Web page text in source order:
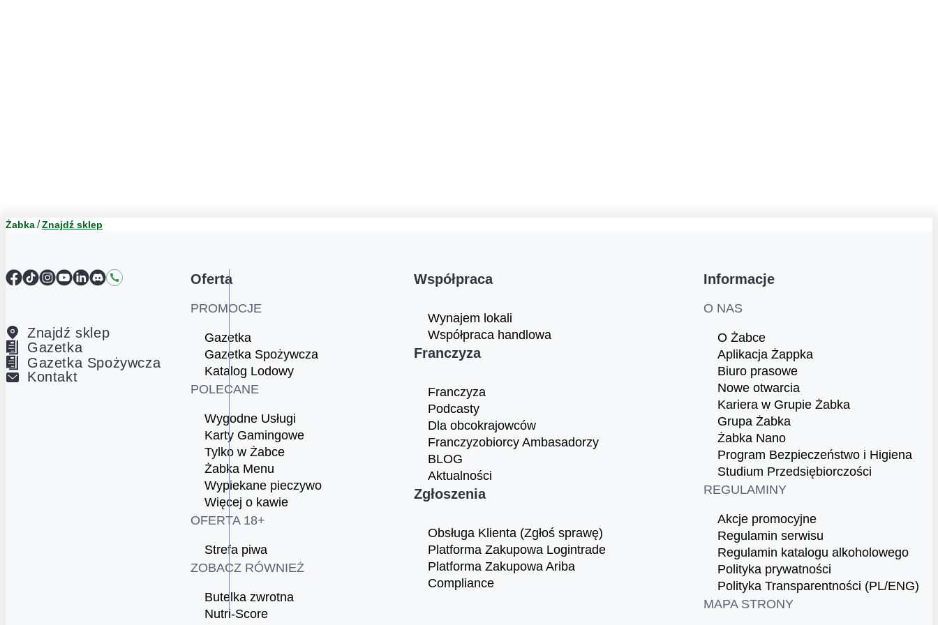
Żabka Znajdź sklep
Facebook
TikTokInstagram
YouTube
LinkedIn
DiscordKontakt
Znajdź sklep
Gazetka
Gazetka Spożywcza
Kontakt
Oferta
PROMOCJE
Gazetka
Gazetka Spożywcza
Katalog Lodowy
POLECANE
Wygodne Usługi
Karty Gamingowe
Tylko w Żabce
Żabka Menu
Wypiekane pieczywo
Więcej o kawie
OFERTA 18+
Strefa piwa
ZOBACZ RÓWNIEŻ
Butelka zwrotna
Nutri-Score
Współpraca
Wynajem lokali
Współpraca handlowa
Franczyza
Franczyza
Podcasty
Dla obcokrajowców
Franczyzobiorcy Ambasadorzy
BLOG
Aktualności
Zgłoszenia
Obsługa Klienta (Zgłoś sprawę)
Platforma Zakupowa Logintrade
Platforma Zakupowa Ariba
Compliance
Informacje
O NAS
O Żabce
Aplikacja Żappka
Biuro prasowe
Nowe otwarcia
Kariera w Grupie Żabka
Grupa Żabka
Żabka Nano
Program Bezpieczeństwo i Higiena
Studium Przedsiębiorczości
REGULAMINY
Akcje promocyjne
Regulamin serwisu
Regulamin katalogu alkoholowego
Polityka prywatności
Polityka Transparentności (PL/ENG)
MAPA STRONY